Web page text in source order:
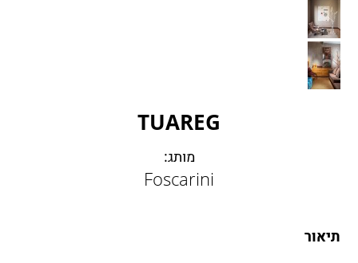
TOBIAS GRAU
TUAREG
מותג:
Foscarini
תיאור